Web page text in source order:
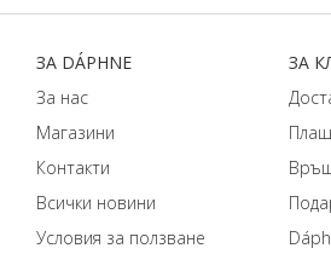
ЗA DÁPHNЕ
За нас
Магазини
Контакти
Всички новини
Условия за ползване
ЗA